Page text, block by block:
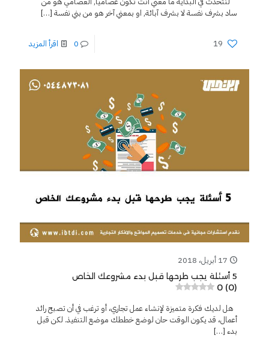
ساد بشرف نفسة لا بشرف آبائة, او بمعني آخر هو من بني نفسة […]
19
0 اقرأ المزيد
17 أبريل، 2018
5 أسئلة يجب طرحها قبل بدء مشروعك الخاص
0 (0)
هل لديك فكرة متميزة لإنشاء عمل تجاري، أو ترغب في أن تصبح رائد
أعمال، قد يكون الوقت حان لوضع خططك موضع التنفيذ. لكن قبل
بدء […]